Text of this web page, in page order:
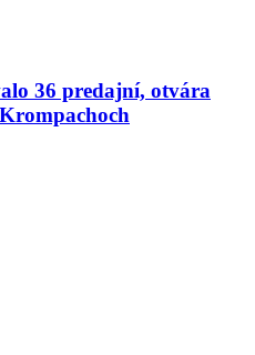
36 predajní, otvára